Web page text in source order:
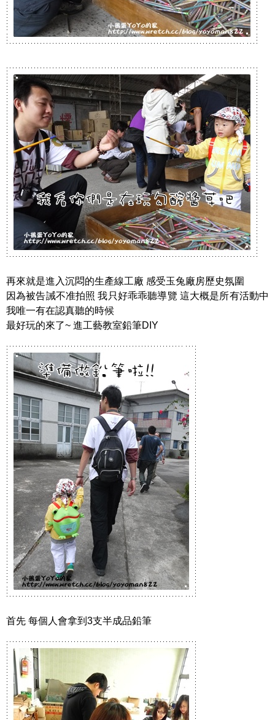
再來就是進入沉悶的生產線工廠 感受玉兔廠房歷史氛圍
因為被告誡不准拍照 我只好乖乖聽導覽 這大概是所有活動中
我唯一有在認真聽的時候
最好玩的來了~ 進工藝教室鉛筆DIY
首先 每個人會拿到3支半成品鉛筆